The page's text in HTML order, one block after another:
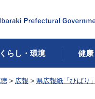
くらし・環境 健
> 広報 > 県広報紙「ひばり」